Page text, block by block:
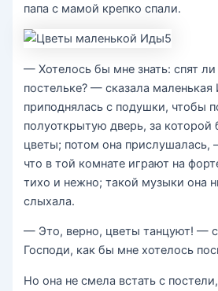
папа с мамой крепко спали.
— Хотелось бы мне знать: спят
постельке? — сказала маленькая
приподнялась с подушки, чтобы
полуоткрытую дверь, за
цветы; потом она прислушалась,
что в той комнате играют на
тихо и нежно; такой музыки она
слыхала.
— Это, верно, цветы танцуют! —
Господи, как бы мне хотелось
Но она не смела встать с